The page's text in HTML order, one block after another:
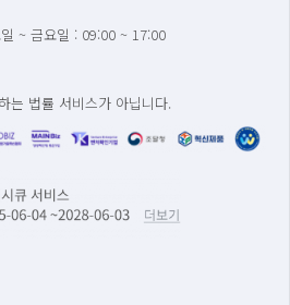
~ 금요일 : 09:00 ~ 17:00
는 법률 서비스가 아닙니다.